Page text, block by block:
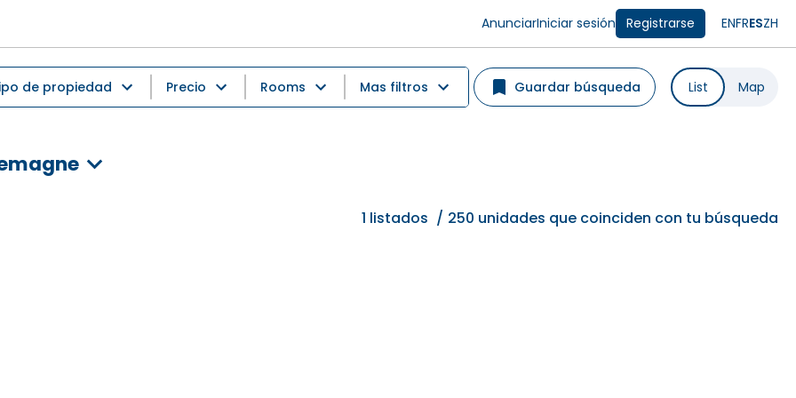
AnunciarIniciar sesión Registrarse ENFRESZH
de propiedad Precio Rooms Mas filtros Guardar búsqueda List Map
1 listados / 250 unidades que coinciden con tu búsqueda